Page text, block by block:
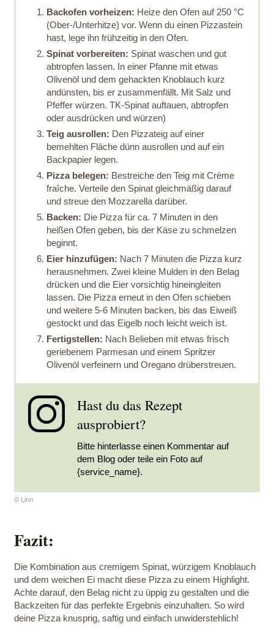
Backofen vorheizen: Heize den Ofen auf 250 °C
(Ober-/Unterhitze) vor. Wenn du einen Pizzastein
hast, lege ihn frühzeitig in den Ofen.
Spinat vorbereiten: Spinat waschen und gut
abtropfen lassen. In einer Pfanne mit etwas
Olivenöl und dem gehackten Knoblauch kurz
andünsten, bis er zusammenfällt. Mit Salz und
Pfeffer würzen. TK-Spinat auftauen, abtropfen
oder ausdrücken und würzen)
Teig ausrollen: Den Pizzateig auf einer
bemehlten Fläche dünn ausrollen und auf ein
Backpapier legen.
Pizza belegen: Bestreiche den Teig mit Crème
fraîche. Verteile den Spinat gleichmäßig darauf
und streue den Mozzarella darüber.
Backen: Die Pizza für ca. 7 Minuten in den
heißen Ofen geben, bis der Käse zu schmelzen
beginnt.
Eier hinzufügen: Nach 7 Minuten die Pizza kurz
herausnehmen. Zwei kleine Mulden in den Belag
drücken und die Eier vorsichtig hineingleiten
lassen. Die Pizza erneut in den Ofen schieben
und weitere 5-6 Minuten backen, bis das Eiweiß
gestockt und das Eigelb noch leicht weich ist.
Fertigstellen: Nach Belieben mit etwas frisch
geriebenem Parmesan und einem Spritzer
Olivenöl verfeinern und Oregano drüberstreuen.
Hast du das Rezept
ausprobiert?
Bitte hinterlasse einen Kommentar auf
dem Blog oder teile ein Foto auf
{service_name}.
© Linn
Fazit:
Die Kombination aus cremigem Spinat, würzigem Knoblauch
und dem weichen Ei macht diese Pizza zu einem Highlight.
Achte darauf, den Belag nicht zu üppig zu gestalten und die
Backzeiten für das perfekte Ergebnis einzuhalten. So wird
deine Pizza knusprig, saftig und einfach unwiderstehlich!